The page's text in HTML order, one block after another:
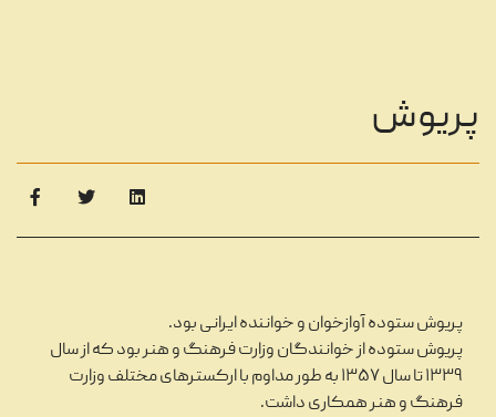
پریوش
پریوش ستوده آوازخوان و خواننده ایرانی بود.
پریوش ستوده از خوانندگان وزارت فرهنگ و هنر بود که از سال
۱۳۳۹ تا سال ۱۳۵۷ به طور مداوم با ارکسترهای مختلف وزارت
فرهنگ و هنر همکاری داشت.